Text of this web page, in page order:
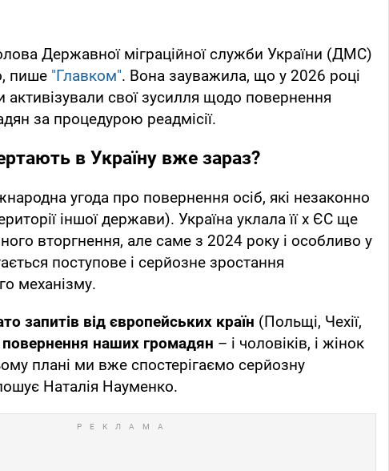
Державної міграційної служби України (ДМС)
пише "Главком". Вона зауважила, що у 2026 році
активізували свої зусилля щодо повернення
за процедурою реадмісії.
в Україну вже зараз?
угода про повернення осіб, які незаконно
іншої держави). Україна уклала її х ЄС ще
вторгнення, але саме з 2024 року і особливо у
поступове і серйозне зростання
механізму.
запитів від європейських країн (Польщі, Чехії,
наших громадян – і чоловіків, і жінок
плані ми вже спостерігаємо серйозну
Наталія Науменко.